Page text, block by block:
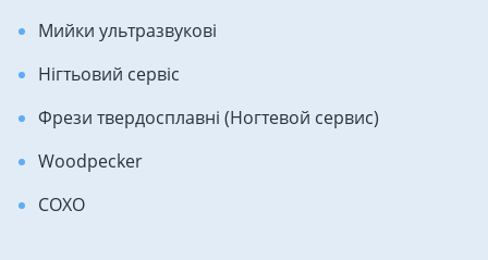
Мийки ультразвукові
Нігтьовий сервіс
Фрези твердосплавні (Ногтевой сервис)
Woodpecker
COXO